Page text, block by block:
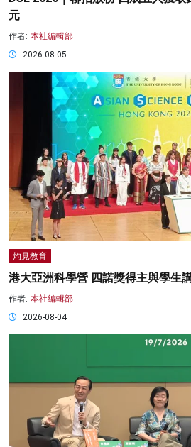
元
作者: 本社編輯部
2026-08-05
灼見教育
港大亞洲科學營 四諾獎得主與學生
作者: 本社編輯部
2026-08-04